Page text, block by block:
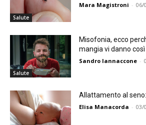
Salute
Mara Magistroni - 06/
Salute
Misofonia, ecco
mangia vi danno
Sandro Iannaccone -
Allattamento al
Elisa Manacorda - 03/